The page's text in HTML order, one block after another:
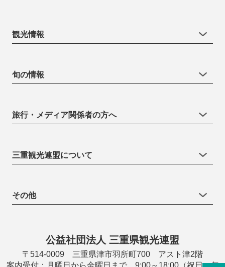
観光情報
旬の情報
旅行・メディア関係者の方へ
三重観光連盟について
その他
公益社団法人 三重県観光連盟
〒514-0009 三重県津市羽所町700 アスト津2階
案内受付：月曜日から金曜日まで 9:00～18:00（祝日・年